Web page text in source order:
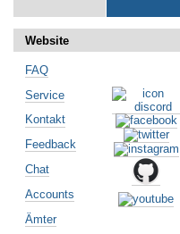
Website
FAQ
Service
Kontakt
Feedback
Chat
Accounts
Ämter